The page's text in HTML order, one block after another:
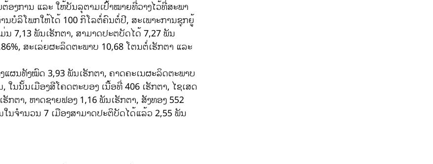
ການ ແລະ ໃຫ້ບັນລຸຕາມເປົ້າໝາຍທີ່ວາງໄວ້ທີ່ສະພາ
ບໍລິໂພກໃຫ້ໄດ້ 100 ກິໂລຕໍ່ຄົນຕໍ່ປີ, ສະເພາະການຊຸກຍູ້
7,13 ພັນເຮັກຕາ, ສາມາດປະຕບັດໄດ້ 7,27 ພັນ
ສະເລ່ຍຜະລິດຕະພາບ 10,68 ໂຕນຕໍ່ເຮັກຕາ ແລະ
ນທັງໝົດ 3,93 ພັນເຮັກຕາ, ຄາດຄະເນຜະລິດຕະພາບ
ນນັ້ນເມືອງສີໂຄດຕະບອງ ເນື້ອທີ່ 406 ເຮັກຕາ, ໄຊເສດ
ກຕາ, ຫາດຊາຍຟອງ 1,16 ພັນເຮັກຕາ, ສັງທອງ 552
ນຈຳນວນ 7 ເມືອງສາມາດປະຕິບັດໄດ້ແລ້ວ 2,55 ພັນ